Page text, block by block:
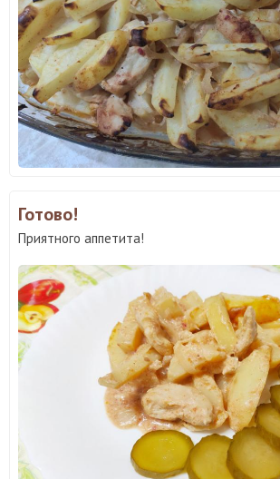
Готово!
Приятного аппетита!